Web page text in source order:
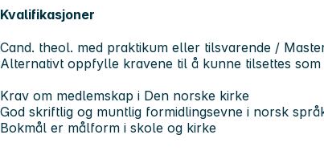
Kvalifikasjoner
Cand. theol. med praktikum eller tilsvarende /
Alternativt oppfylle kravene til å kunne tilsettes
Krav om medlemskap i Den norske kirke
God skriftlig og muntlig formidlingsevne i norsk
Bokmål er målform i skole og kirke